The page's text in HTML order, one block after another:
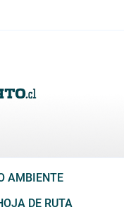
AMBIENTE
DE RUTA